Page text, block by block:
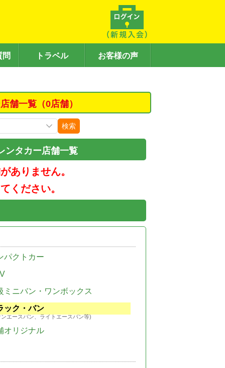
問 トラベル お客様の声
舗一覧（0店舗）
検索
ンタカー店舗一覧
ありません。
ください。
パクトカー
ミニバン・ワンボックス
ック・バン
エースバン、ライトエースバン等)
オリジナル